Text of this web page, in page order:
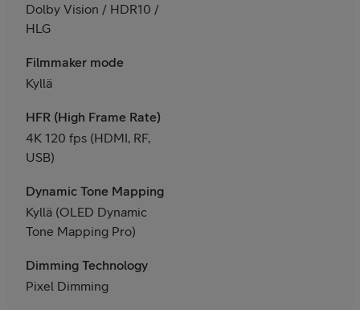
Dolby Vision / HDR10 /
HLG
Filmmaker mode
Kyllä
HFR (High Frame Rate)
4K 120 fps (HDMI, RF,
USB)
Dynamic Tone Mapping
Kyllä (OLED Dynamic
Tone Mapping Pro)
Dimming Technology
Pixel Dimming